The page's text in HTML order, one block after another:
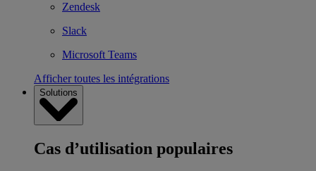
Zendesk
Slack
Microsoft Teams
Afficher toutes les intégrations
Solutions
Cas d’utilisation populaires